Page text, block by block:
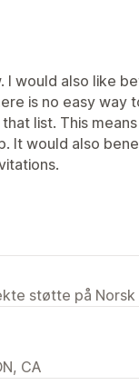
I would also like
is no easy way
list. This
It would also
støtte på Norsk
CA